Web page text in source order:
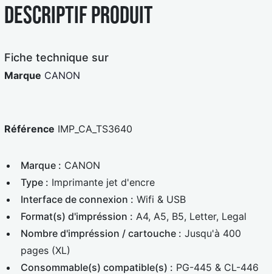
Descriptif produit
Fiche technique sur
Marque CANON
Référence IMP_CA_TS3640
Marque : CANON
Type : Imprimante jet d'encre
Interface de connexion : Wifi & USB
Format(s) d'impréssion : A4, A5, B5, Letter, Legal
Nombre d'impréssion / cartouche : Jusqu'à 400
pages (XL)
Consommable(s) compatible(s) : PG-445 & CL-446